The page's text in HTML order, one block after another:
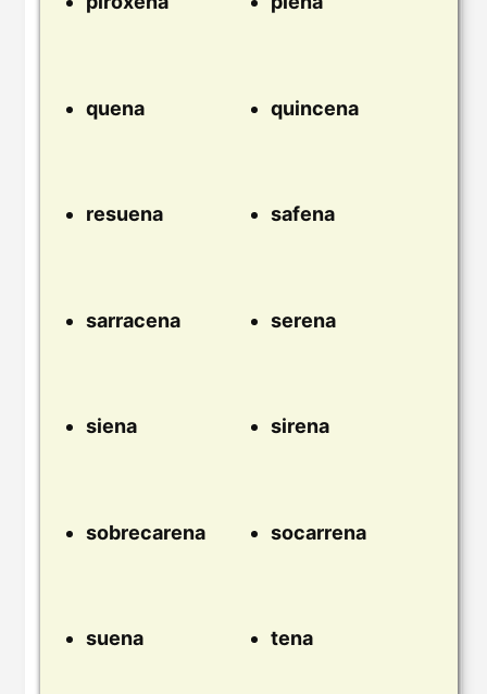
quena quincena
resuena safena
sarracena serena
siena sirena
sobrecarena socarrena
suena tena